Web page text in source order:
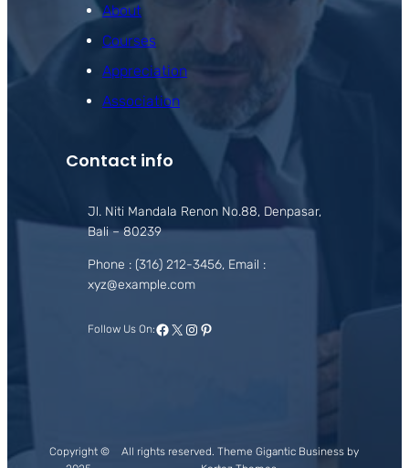
About
Courses
Appreciation
Association
Contact info
Jl. Niti Mandala Renon No.88, Denpasar,
Bali – 80239
Phone : (316) 212-3456, Email :
xyz@example.com
Follow Us On:Facebook
X Instagram
Pinterest
Copyright ©
All rights reserved. Theme Gigantic Business by